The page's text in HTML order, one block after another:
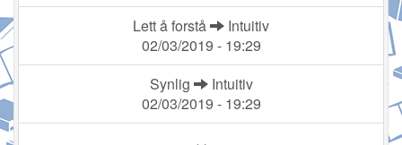
Lett å forstå
Intuitiv
02/03/2019 - 19:29
Synlig
Intuitiv
02/03/2019 - 19:29